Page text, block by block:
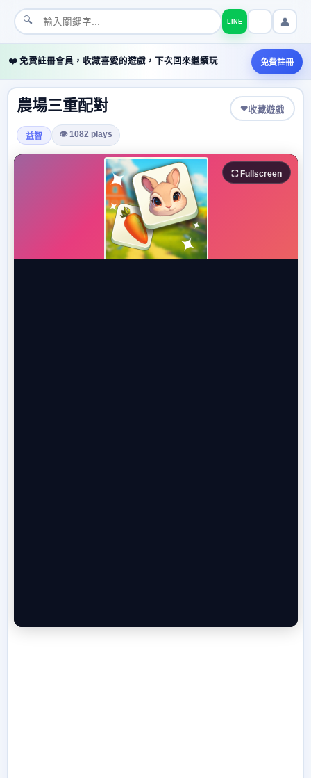
🔍 LINE 👤
❤️ 免費註冊會員，收藏喜愛的遊戲，下次回來繼續玩 免費註冊
農場三重配對 ❤收藏遊戲
益智 👁 1082 plays
⛶ Fullscreen